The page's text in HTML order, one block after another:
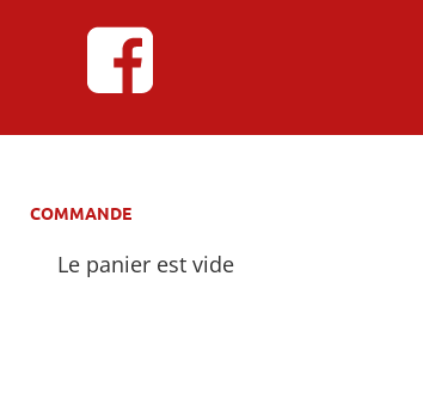
COMMANDE
Le panier est vide